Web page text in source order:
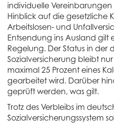
individuelle Vereinbarungen
Hinblick auf die gesetzliche
Arbeitslosen- und
Entsendung ins Ausland gilt
Regelung. Der Status in der
Sozialversicherung bleibt
maximal 25 Prozent eines
gearbeitet wird. Darüber
geprüft werden, was gilt.
Trotz des Verbleibs im
Sozialversicherungssystem